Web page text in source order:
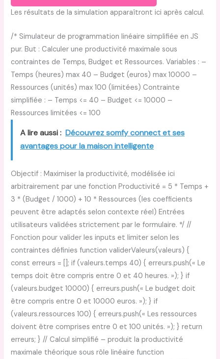
Les résultats de la simulation apparaîtront ici après calcul.
/* Simulateur de programmation linéaire simplifiée en JS
pur. But : Calculer une productivité maximale sous
contraintes de Temps, Budget et Ressources. Variables : –
Temps (heures) max 40 – Budget (euros) max 10000 –
Ressources (unités) max 100 (limitées) Contrainte
simplifiée : – Temps <= 40 – Budget <= 10000 –
Ressources limitées <= 100
A lire aussi : Découvrez somfy connect et ses
avantages pour la maison intelligente
Objectif : Maximiser la productivité, modélisée ici
arbitrairement par une fonction Productivité = 5 * Temps +
3 * (Budget / 1000) + 10 * Ressources (les coefficients
peuvent être adaptés selon contexte réel) Entrées
utilisateurs validées strictement par le formulaire. */ //
Fonction pour valider les inputs et limiter selon les
contraintes définies function validerValeurs(valeurs) {
const erreurs = []; if (valeurs.temps 40) { erreurs.push(« Le
temps doit être compris entre 0 et 40 heures. »); } if
(valeurs.budget 10000) { erreurs.push(« Le budget doit
être compris entre 0 et 10000 euros. »); } if
(valeurs.ressources 100) { erreurs.push(« Les ressources
doivent être comprises entre 0 et 100 unités. »); } return
erreurs; } // Calcul simplifié – produit la productivité
maximale théorique sous rôle linéaire function